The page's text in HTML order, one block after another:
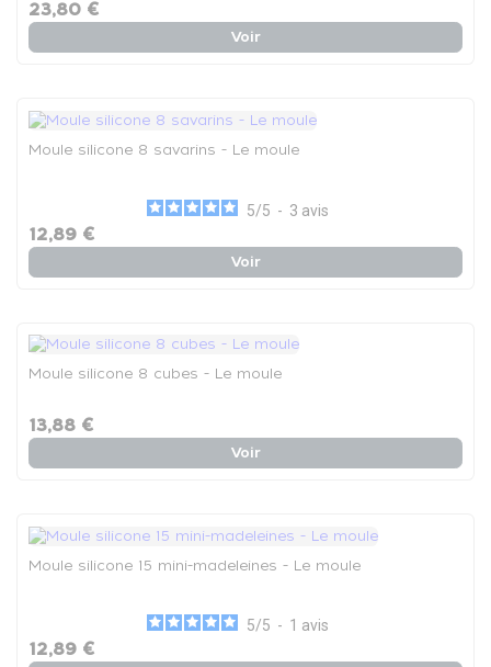
23,80 €
Voir
Moule silicone 8 savarins - Le moule
5/5 - 3 avis
12,89 €
Voir
Moule silicone 8 cubes - Le moule
13,88 €
Voir
Moule silicone 15 mini-madeleines - Le moule
5/5 - 1 avis
12,89 €